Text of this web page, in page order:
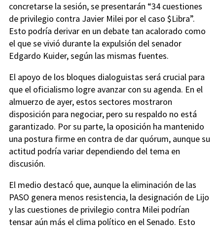
concretarse la sesión, se presentarán “34 cuestiones
de privilegio contra Javier Milei por el caso $Libra”.
Esto podría derivar en un debate tan acalorado como
el que se vivió durante la expulsión del senador
Edgardo Kuider, según las mismas fuentes.
El apoyo de los bloques dialoguistas será crucial para
que el oficialismo logre avanzar con su agenda. En el
almuerzo de ayer, estos sectores mostraron
disposición para negociar, pero su respaldo no está
garantizado. Por su parte, la oposición ha mantenido
una postura firme en contra de dar quórum, aunque su
actitud podría variar dependiendo del tema en
discusión.
El medio destacó que, aunque la eliminación de las
PASO genera menos resistencia, la designación de Lijo
y las cuestiones de privilegio contra Milei podrían
tensar aún más el clima político en el Senado. Esto